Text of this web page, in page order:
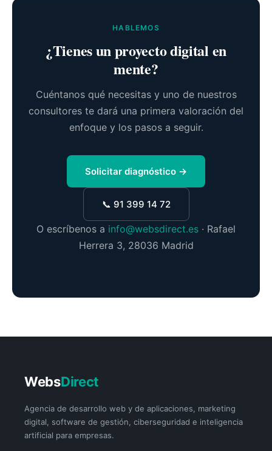
HABLEMOS
¿Tienes un proyecto digital en
mente?
Cuéntanos qué necesitas y uno de nuestros
consultores te dará una primera valoración del
enfoque y los pasos a seguir.
Solicitar diagnóstico →
📞 91 399 14 72
O escríbenos a info@websdirect.es · Rafael
Herrera 3, 28036 Madrid
WebsDirect
Agencia de desarrollo web y de aplicaciones, marketing
digital, software de gestión, ciberseguridad e inteligencia
artificial para empresas.